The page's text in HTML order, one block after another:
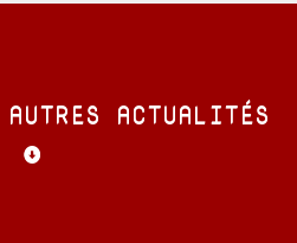
ACTUALITÉS